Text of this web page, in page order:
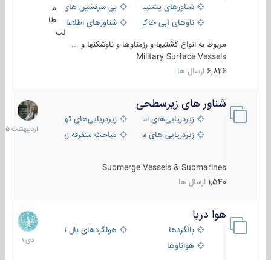
شناورهای پشتیبانی
بی سرنشین های دریایی
ناوهای آبی خاکی و نیروبرشناورهای اطلاعاتی و جاسوسی
طا
لب
مربوط به انواع کشتیها و رزمناوها و ناوشکنها و ...
Military Surface Vessels
6,826 ارسال ها
شناور های زیرسطحی
زیردریایی‌های استراتژیکزیردریایی‌های تهاجمی
زیردریایی های سبک
مباحث متفرقه زیرسطحی
Submerge Vessels & Submarines
1,540 ارسال ها
31
1405
هوا دریا
بالگردها
هواگردهای بال ثابت
هواناوها
12
دی
1401